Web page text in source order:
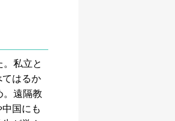
私立と
てはるか
。遠隔教
国にも